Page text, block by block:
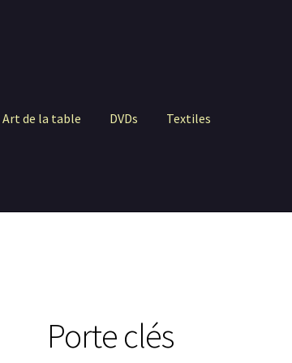
Art de la table DVDs Textiles
Porte clés